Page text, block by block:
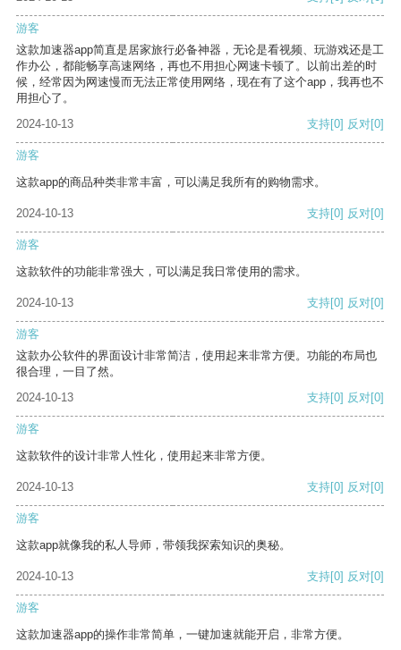
游客
这款加速器app简直是居家旅行必备神器，无论是看视频、玩游戏还是工
作办公，都能畅享高速网络，再也不用担心网速卡顿了。以前出差的时
候，经常因为网速慢而无法正常使用网络，现在有了这个app，我再也不
用担心了。
2024-10-13
支持[0] 反对[0]
游客
这款app的商品种类非常丰富，可以满足我所有的购物需求。
2024-10-13 支持[0] 反对[0]
游客
这款软件的功能非常强大，可以满足我日常使用的需求。
2024-10-13 支持[0] 反对[0]
游客
这款办公软件的界面设计非常简洁，使用起来非常方便。功能的布局也
很合理，一目了然。
2024-10-13
支持[0] 反对[0]
游客
这款软件的设计非常人性化，使用起来非常方便。
2024-10-13 支持[0] 反对[0]
游客
这款app就像我的私人导师，带领我探索知识的奥秘。
2024-10-13 支持[0] 反对[0]
游客
这款加速器app的操作非常简单，一键加速就能开启，非常方便。